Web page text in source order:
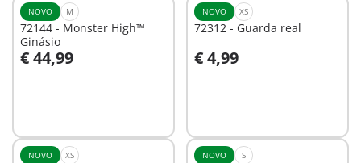
NOVO M
72144 - Monster High™
Ginásio
€ 44,99
Ao carrinho
NOVO XS
72312 - Guarda real
€ 4,99
Ao carrinho
NOVO XS NOVO S